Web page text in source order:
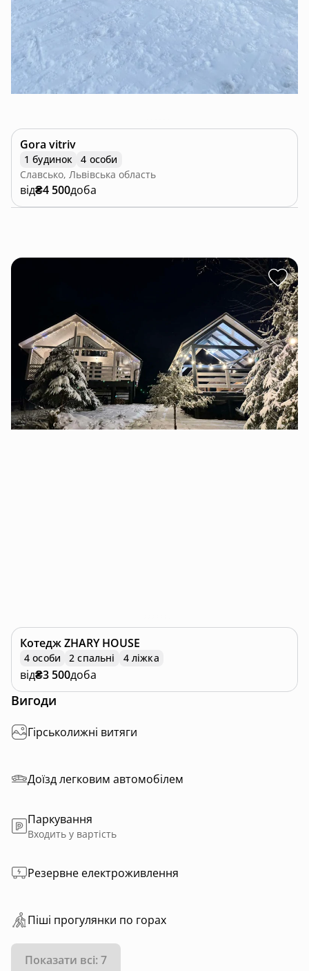
Gora vitriv
1 будинок
4 особи
Славсько, Львівська область
від₴4 500доба
КотеджZHARY HOUSE
4 особи 2 спальні 4 ліжка
від₴3 500доба
Вигоди
Гірськолижні витяги
Доїзд легковим автомобілем
Паркування
Входить у вартість
Резервне електроживлення
Пiшi прoгулянки пo горах
Показати всі: 7